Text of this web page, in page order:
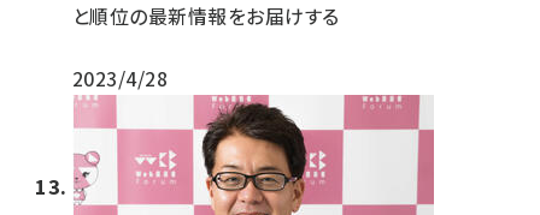
と順位の最新情報をお届けする
2023/4/28